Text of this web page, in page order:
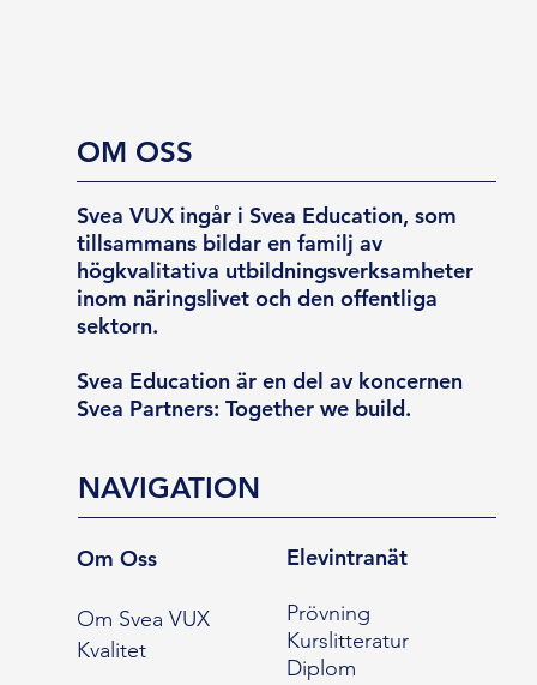
OM OSS
Svea VUX ingår i Svea Education, som
tillsammans bildar en familj av
högkvalitativa utbildningsverksamheter
inom näringslivet och den offentliga
sektorn.
Svea Education är en del av koncernen
Svea Partners: Together we build.
NAVIGATION
Om Oss
Om Svea VUX
Kvalitet
Elevintranät
Prövning
Kurslitteratur
Diplom